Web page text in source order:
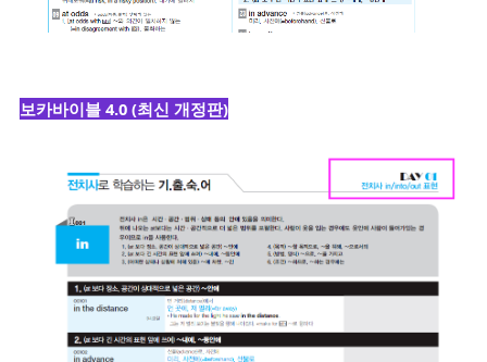
보카바이블 4.0 (최신 개정판)